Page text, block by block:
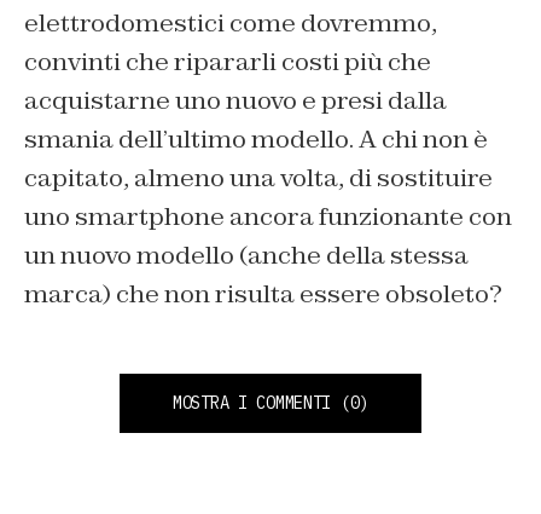
elettrodomestici come dovremmo,
convinti che ripararli costi più che
acquistarne uno nuovo e presi dalla
smania dell’ultimo modello. A chi non è
capitato, almeno una volta, di sostituire
uno smartphone ancora funzionante con
un nuovo modello (anche della stessa
marca) che non risulta essere obsoleto?
MOSTRA I COMMENTI (0)